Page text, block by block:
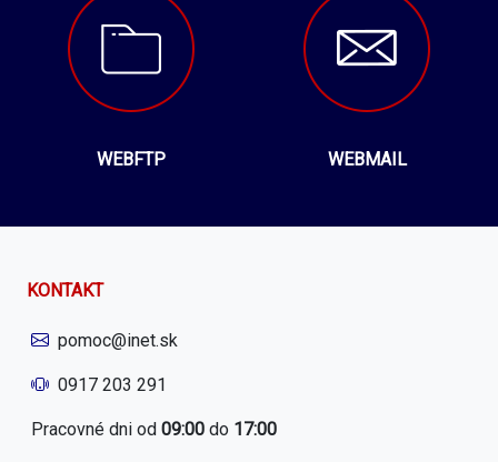
WEBFTP WEBMAIL
KONTAKT
pomoc@inet.sk
0917 203 291
Pracovné dni od 09:00 do 17:00